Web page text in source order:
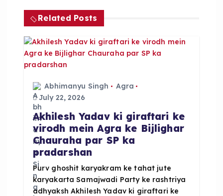
a
v
Related Posts
Abhimanyu Singh
Agra
July 22, 2026
Akhilesh Yadav ki giraftari ke
virodh mein Agra ke Bijlighar
Chauraha par SP ka
pradarshan
Purv ghoshit karyakram ke tahat jute
karyakarta Samajwadi Party ke rashtriya
adhyaksh Akhilesh Yadav ki giraftari ke